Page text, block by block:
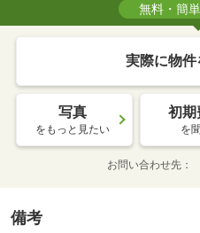
無料・簡
実際に物件
写真
をもっと見たい
初期
を
お問い合わせ先
備考